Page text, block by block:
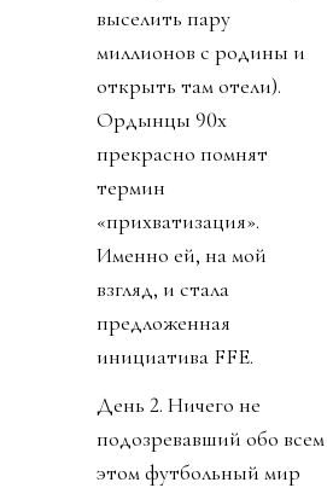
выселить пару
миллионов с родины и
открыть там отели).
Ордынцы 90х
прекрасно помнят
термин
«прихватизация».
Именно ей, на мой
взгляд, и стала
предложенная
инициатива FFE.
День 2. Ничего не
подозревавший обо всем
этом футбольный мир